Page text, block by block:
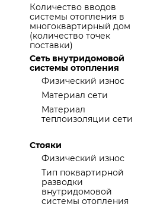
Количество вводов
системы отопления в
многоквартирный дом
(количество точек
поставки)
Сеть внутридомовой
системы отопления
Физический износ
Материал сети
Материал
теплоизоляции сети
Стояки
Физический износ
Тип поквартирной
разводки
внутридомовой
системы отопления